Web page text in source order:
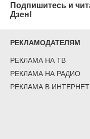
Подпишитесь и
Дзен!
РЕКЛАМОДАТЕЛЯМ
РЕКЛАМА НА ТВ
РЕКЛАМА НА РАДИО
РЕКЛАМА В ИНТЕРНЕТ